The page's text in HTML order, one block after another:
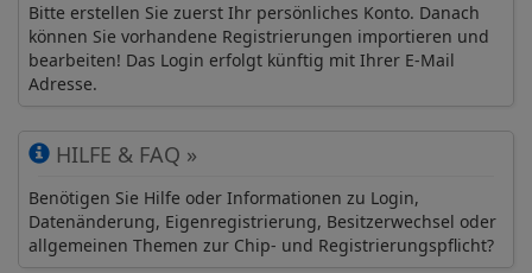
Bitte erstellen Sie zuerst Ihr persönliches Konto. Danach
können Sie vorhandene Registrierungen importieren und
bearbeiten! Das Login erfolgt künftig mit Ihrer E-Mail
Adresse.
HILFE & FAQ »
Benötigen Sie Hilfe oder Informationen zu Login,
Datenänderung, Eigenregistrierung, Besitzerwechsel oder
allgemeinen Themen zur Chip- und Registrierungspflicht?